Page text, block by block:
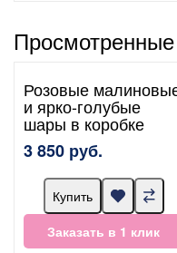
Розовые
и ярко-голубые
шары в коробке
3 850 руб.
Купить
Заказать в 1 клик